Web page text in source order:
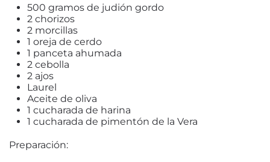
500 gramos de judión gordo
2 chorizos
2 morcillas
1 oreja de cerdo
1 panceta ahumada
2 cebolla
2 ajos
Laurel
Aceite de oliva
1 cucharada de harina
1 cucharada de pimentón de la Vera
Preparación: